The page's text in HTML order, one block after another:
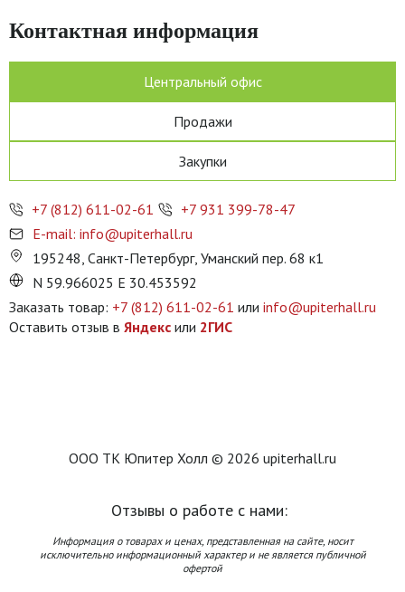
Контактная информация
Центральный офис
Продажи
Закупки
+7 (812) 611-02-61
+7 931 399-78-47
E-mail: info@upiterhall.ru
195248, Санкт-Петербург, Уманский пер. 68 к1
N 59.966025 E 30.453592
Заказать товар: +7 (812) 611-02-61 или info@upiterhall.ru
Оставить отзыв в Яндекс или 2ГИС
ООО ТК Юпитер Холл © 2026 upiterhall.ru
Отзывы о работе с нами:
Информация о товарах и ценах, представленная на сайте, носит
исключительно информационный характер и не является публичной
офертой